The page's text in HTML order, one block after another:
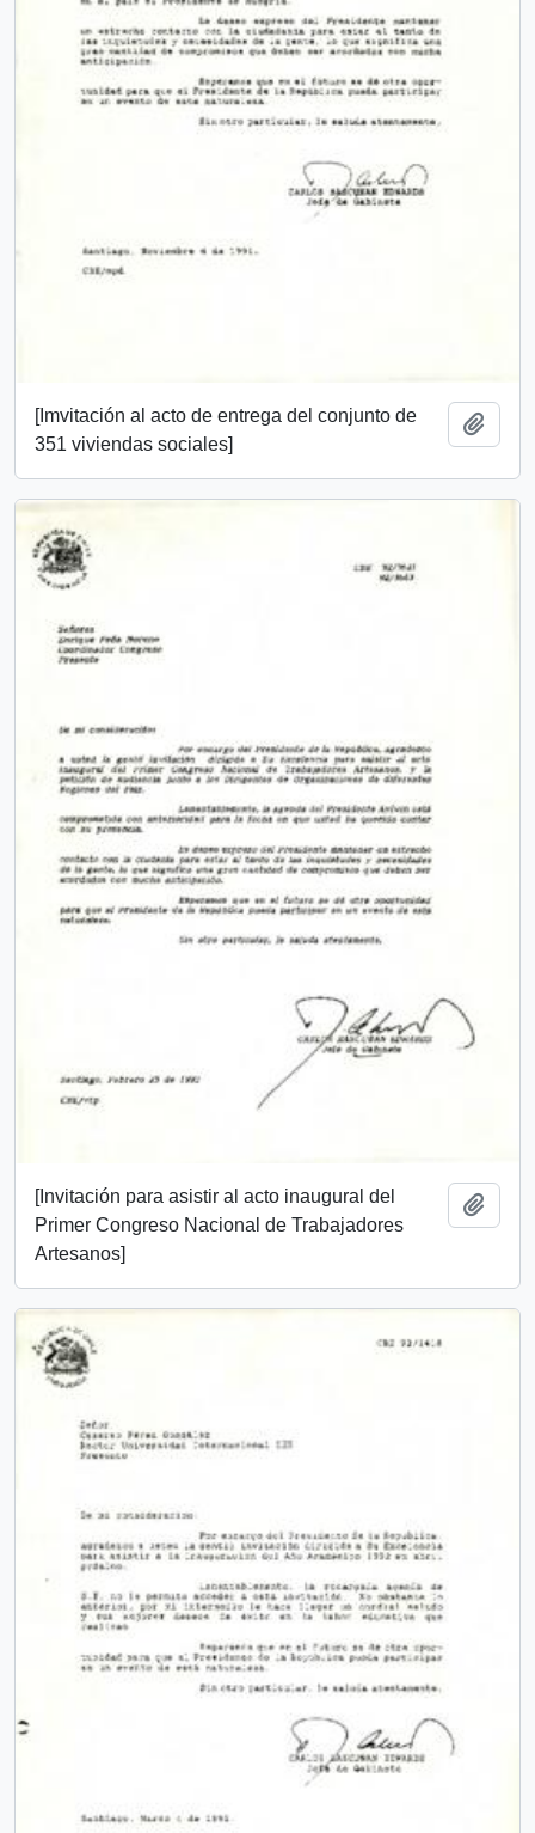
[Imvitación al acto de entrega del conjunto de
351 viviendas sociales]
[Invitación para asistir al acto inaugural del
Primer Congreso Nacional de Trabajadores
Artesanos]